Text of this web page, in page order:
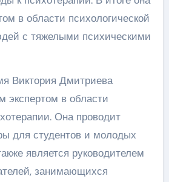
в области психологической
с тяжелыми психическими
Виктория Дмитриева
экспертом в области
Она проводит
для студентов и молодых
является руководителем
занимающихся